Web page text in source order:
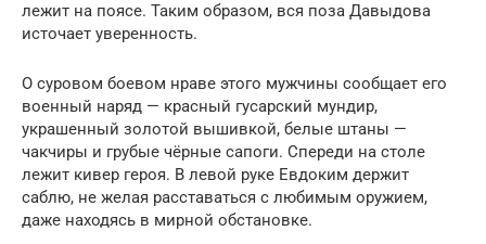
лежит на поясе. Таким образом, вся поза Давыдова
источает уверенность.
О суровом боевом нраве этого мужчины сообщает его
военный наряд — красный гусарский мундир,
украшенный золотой вышивкой, белые штаны —
чакчиры и грубые чёрные сапоги. Спереди на столе
лежит кивер героя. В левой руке Евдоким держит
саблю, не желая расставаться с любимым оружием,
даже находясь в мирной обстановке.